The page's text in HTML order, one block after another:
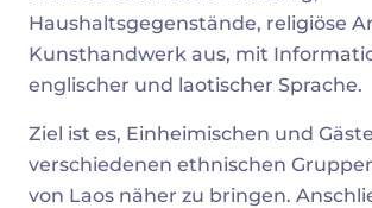
Haushaltsgegenstände, religiöse
Kunsthandwerk aus, mit
englischer und laotischer Sprache.
Ziel ist es, Einheimischen und
verschiedenen ethnischen
von Laos näher zu bringen.